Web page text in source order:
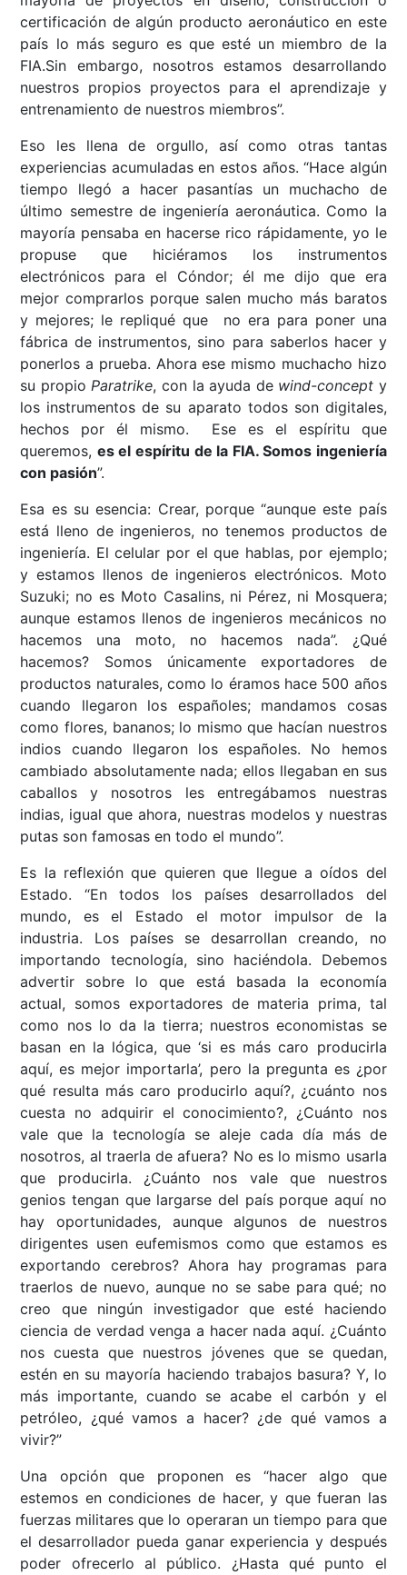
certificación de algún producto aeronáutico en este
país lo más seguro es que esté un miembro de la
FIA.Sin embargo, nosotros estamos desarrollando
nuestros propios proyectos para el aprendizaje y
entrenamiento de nuestros miembros”.
Eso les llena de orgullo, así como otras tantas
experiencias acumuladas en estos años. “Hace algún
tiempo llegó a hacer pasantías un muchacho de
último semestre de ingeniería aeronáutica. Como la
mayoría pensaba en hacerse rico rápidamente, yo le
propuse que hiciéramos los instrumentos
electrónicos para el Cóndor; él me dijo que era
mejor comprarlos porque salen mucho más baratos
y mejores; le repliqué que no era para poner una
fábrica de instrumentos, sino para saberlos hacer y
ponerlos a prueba. Ahora ese mismo muchacho hizo
su propioParatrike, con la ayuda de wind-concept y
los instrumentos de su aparato todos son digitales,
hechos por él mismo. Ese es el espíritu que
queremos, es el espíritu de la FIA. Somos ingeniería
con pasión”.
Esa es su esencia: Crear, porque “aunque este país
está lleno de ingenieros, no tenemos productos de
ingeniería. El celular por el que hablas, por ejemplo;
y estamos llenos de ingenieros electrónicos. Moto
Suzuki; no es Moto Casalins, ni Pérez, ni Mosquera;
aunque estamos llenos de ingenieros mecánicos no
hacemos una moto, no hacemos nada”. ¿Qué
hacemos? Somos únicamente exportadores de
productos naturales, como lo éramos hace 500 años
cuando llegaron los españoles; mandamos cosas
como flores, bananos; lo mismo que hacían nuestros
indios cuando llegaron los españoles. No hemos
cambiado absolutamente nada; ellos llegaban en sus
caballos y nosotros les entregábamos nuestras
indias, igual que ahora, nuestras modelos y nuestras
putas son famosas en todo el mundo”.
Es la reflexión que quieren que llegue a oídos del
Estado. “En todos los países desarrollados del
mundo, es el Estado el motor impulsor de la
industria. Los países se desarrollan creando, no
importando tecnología, sino haciéndola. Debemos
advertir sobre lo que está basada la economía
actual, somos exportadores de materia prima, tal
como nos lo da la tierra; nuestros economistas se
basan en la lógica, que ‘si es más caro producirla
aquí, es mejor importarla’, pero la pregunta es ¿por
qué resulta más caro producirlo aquí?, ¿cuánto nos
cuesta no adquirir el conocimiento?, ¿Cuánto nos
vale que la tecnología se aleje cada día más de
nosotros, al traerla de afuera? No es lo mismo usarla
que producirla. ¿Cuánto nos vale que nuestros
genios tengan que largarse del país porque aquí no
hay oportunidades, aunque algunos de nuestros
dirigentes usen eufemismos como que estamos es
exportando cerebros? Ahora hay programas para
traerlos de nuevo, aunque no se sabe para qué; no
creo que ningún investigador que esté haciendo
ciencia de verdad venga a hacer nada aquí. ¿Cuánto
nos cuesta que nuestros jóvenes que se quedan,
estén en su mayoría haciendo trabajos basura? Y, lo
más importante, cuando se acabe el carbón y el
petróleo, ¿qué vamos a hacer? ¿de qué vamos a
vivir?”
Una opción que proponen es “hacer algo que
estemos en condiciones de hacer, y que fueran las
fuerzas militares que lo operaran un tiempo para que
el desarrollador pueda ganar experiencia y después
poder ofrecerlo al público. ¿Hasta qué punto el